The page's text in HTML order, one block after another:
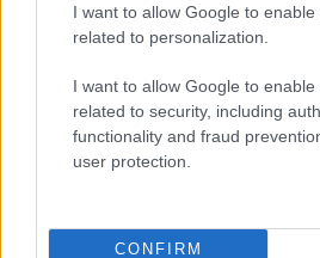
I want to allow Google to enable
related to personalization.
I want to allow Google to enable
related to security, including
functionality and fraud
user protection.
CONFIRM
Champions. Por todo ello, es un
pasar si aparece en el mercado de
Recomendable: 1,5/5
¿Aún no juegas a Comunio?